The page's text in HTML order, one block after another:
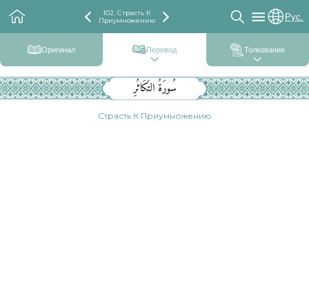
102. Страсть К
Приумножению
Рус.
Оригинал Перевод Толкование
سُورَةُ التَكَاثُرِ
Страсть К Приумножению